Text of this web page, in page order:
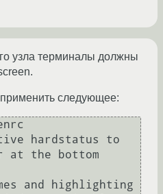
узла терминалы должны
следующее:
hardstatus to
at the bottom
and highlighting